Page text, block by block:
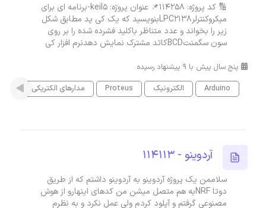
🔢 کد پروژه: 114258📌 عنوان پروژه: keil5-برنامه ای برای
میکروکنترلرLPC2138بنویسید که یک کی پد مطابق شکل
زیر را بخواند و عدد متناظر باکلید فشرده شده را بر روی
سون سگمنتBCDکاتد مشترک نمایش دهدنرم افزار کی
پنج سال پیش با 9 پیشنهاد رسیده
Arduino
الکترونیک Proteus مدارهای الکتریکی
آردوینو - 114113
سلاممن یک پروژه آردوینو به آردوینو داشتم که از طریق
دوتا NRFبه هم متصل میشن من کدهای اینهارو از هوش
مصنوعی گرفتم و آپلود کردم ولی عمل نکرد و به نظرم